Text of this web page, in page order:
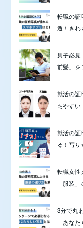
転職の証
選！きれ
男子必
前髪」を
就活の証
ちやすい
就活の証
る！写
転職女性
「服装
3分で丸
「あな